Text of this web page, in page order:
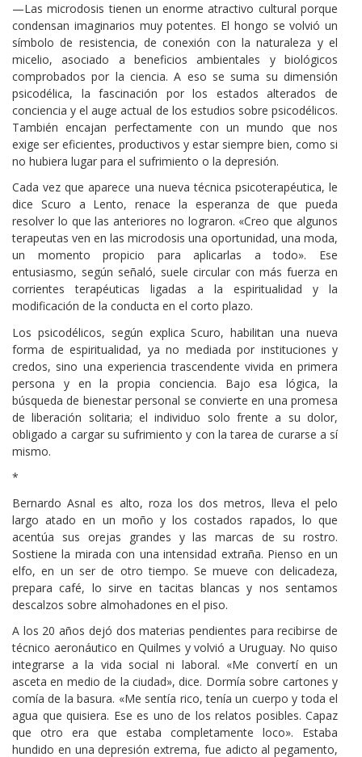
—Las microdosis tienen un enorme atractivo cultural porque
condensan imaginarios muy potentes. El hongo se volvió un
símbolo de resistencia, de conexión con la naturaleza y el
micelio, asociado a beneficios ambientales y biológicos
comprobados por la ciencia. A eso se suma su dimensión
psicodélica, la fascinación por los estados alterados de
conciencia y el auge actual de los estudios sobre psicodélicos.
También encajan perfectamente con un mundo que nos
exige ser eficientes, productivos y estar siempre bien, como si
no hubiera lugar para el sufrimiento o la depresión.
Cada vez que aparece una nueva técnica psicoterapéutica, le
dice Scuro a Lento, renace la esperanza de que pueda
resolver lo que las anteriores no lograron. «Creo que algunos
terapeutas ven en las microdosis una oportunidad, una moda,
un momento propicio para aplicarlas a todo». Ese
entusiasmo, según señaló, suele circular con más fuerza en
corrientes terapéuticas ligadas a la espiritualidad y la
modificación de la conducta en el corto plazo.
Los psicodélicos, según explica Scuro, habilitan una nueva
forma de espiritualidad, ya no mediada por instituciones y
credos, sino una experiencia trascendente vivida en primera
persona y en la propia conciencia. Bajo esa lógica, la
búsqueda de bienestar personal se convierte en una promesa
de liberación solitaria; el individuo solo frente a su dolor,
obligado a cargar su sufrimiento y con la tarea de curarse a sí
mismo.
*
Bernardo Asnal es alto, roza los dos metros, lleva el pelo
largo atado en un moño y los costados rapados, lo que
acentúa sus orejas grandes y las marcas de su rostro.
Sostiene la mirada con una intensidad extraña. Pienso en un
elfo, en un ser de otro tiempo. Se mueve con delicadeza,
prepara café, lo sirve en tacitas blancas y nos sentamos
descalzos sobre almohadones en el piso.
A los 20 años dejó dos materias pendientes para recibirse de
técnico aeronáutico en Quilmes y volvió a Uruguay. No quiso
integrarse a la vida social ni laboral. «Me convertí en un
asceta en medio de la ciudad», dice. Dormía sobre cartones y
comía de la basura. «Me sentía rico, tenía un cuerpo y toda el
agua que quisiera. Ese es uno de los relatos posibles. Capaz
que otro era que estaba completamente loco». Estaba
hundido en una depresión extrema, fue adicto al pegamento,